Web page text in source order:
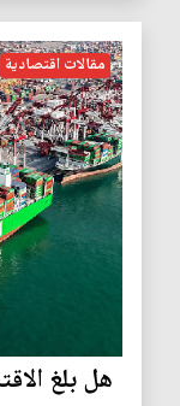
مقالات اقتصادية
هل بلغ